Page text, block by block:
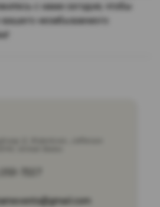
с нами сегодня, чтобы
незабываемого